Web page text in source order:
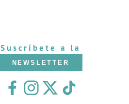
Suscríbete a la
NEWSLETTER